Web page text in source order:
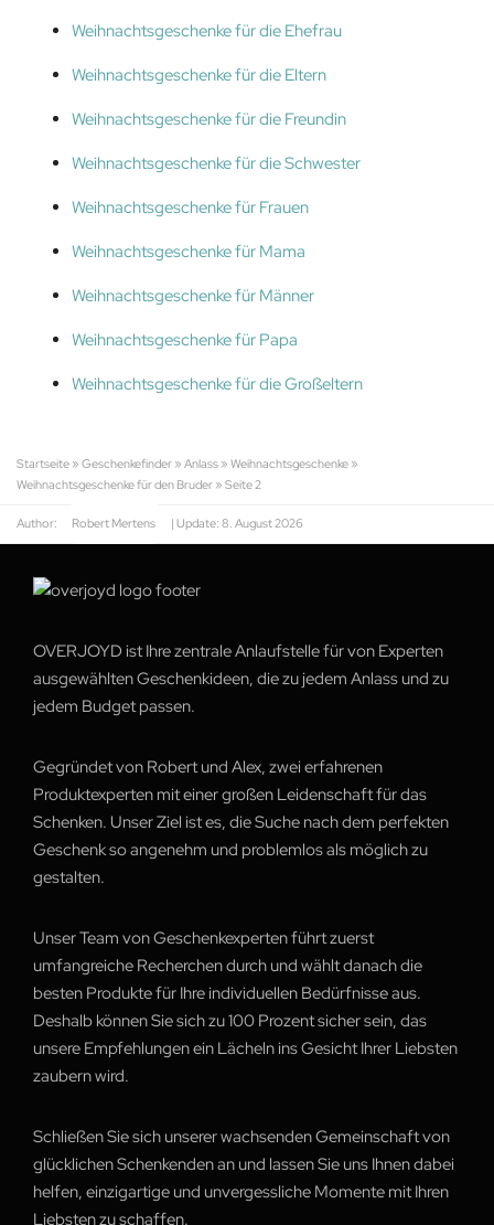
Weihnachtsgeschenke für die Ehefrau
Weihnachtsgeschenke für die Eltern
Weihnachtsgeschenke für die Freundin
Weihnachtsgeschenke für die Schwester
Weihnachtsgeschenke für Frauen
Weihnachtsgeschenke für Mama
Weihnachtsgeschenke für Männer
Weihnachtsgeschenke für Papa
Weihnachtsgeschenke für die Großeltern
Startseite » Geschenkefinder » Anlass » Weihnachtsgeschenke »
Weihnachtsgeschenke für den Bruder » Seite 2
Author: Robert Mertens | Update: 8. August 2026
OVERJOYD ist Ihre zentrale Anlaufstelle für von Experten
ausgewählten Geschenkideen, die zu jedem Anlass und zu
jedem Budget passen.
Gegründet von Robert und Alex, zwei erfahrenen
Produktexperten mit einer großen Leidenschaft für das
Schenken. Unser Ziel ist es, die Suche nach dem perfekten
Geschenk so angenehm und problemlos als möglich zu
gestalten.
Unser Team von Geschenkexperten führt zuerst
umfangreiche Recherchen durch und wählt danach die
besten Produkte für Ihre individuellen Bedürfnisse aus.
Deshalb können Sie sich zu 100 Prozent sicher sein, das
unsere Empfehlungen ein Lächeln ins Gesicht Ihrer Liebsten
zaubern wird.
Schließen Sie sich unserer wachsenden Gemeinschaft von
glücklichen Schenkenden an und lassen Sie uns Ihnen dabei
helfen, einzigartige und unvergessliche Momente mit Ihren
Liebsten zu schaffen.